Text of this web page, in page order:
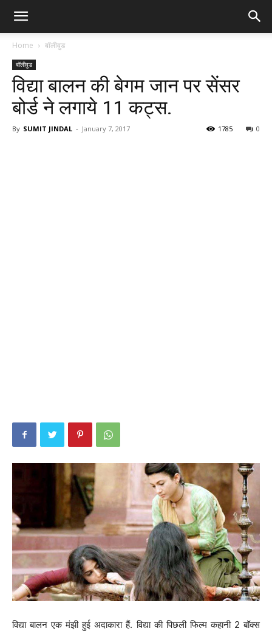
Home बॉलीवुड
बॉलीवुड
विद्या बालन की बेगम जान पर सेंसर
बोर्ड ने लगाये 11 कट्स.
By SUMIT JINDAL - January 7, 2017 0
1785
विद्या बालन एक मंझी हुई अदाकारा हैं. विद्या की पिछली फिल्म कहानी 2 बॉक्स